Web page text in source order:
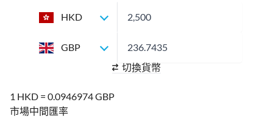
HKD
GBP
切換貨幣
1 HKD = 0.0946974 GBP
市場中間匯率